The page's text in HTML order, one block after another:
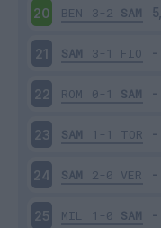
20 BEN 3-2 SAM
21 SAM 3-1 FIO
22 ROM 0-1 SAM
23 SAM 1-1 TOR
24 SAM 2-0 VER
25 MIL 1-0 SAM